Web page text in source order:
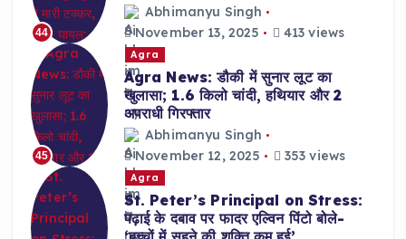
44
Abhimanyu Singh
November 13, 2025
413 views
45
Agra
Agra News: डौकी में सुनार लूट का
खुलासा; 1.6 किलो चांदी, हथियार और 2
अपराधी गिरफ्तार
Abhimanyu Singh
November 12, 2025
353 views
Agra
St. Peter’s Principal on Stress:
पढ़ाई के दबाव पर फादर एल्विन पिंटो बोले-